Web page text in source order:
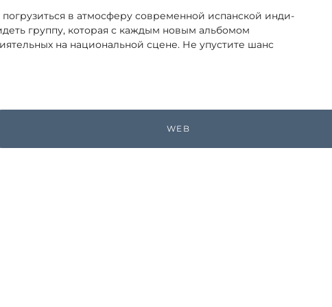
в атмосферу современной испанской инди-
группу, которая с каждым новым альбомом
на национальной сцене. Не упустите шанс
WEB